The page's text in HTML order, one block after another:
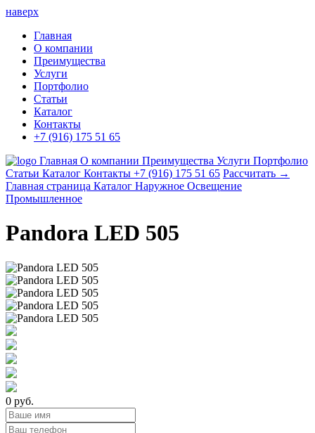
наверх
Главная
О компании
Преимущества
Услуги
Портфолио
Статьи
Каталог
Контакты
+7 (916) 175 51 65
Главная О компании Преимущества Услуги Портфолио
Статьи Каталог Контакты +7 (916) 175 51 65 Рассчитать →
Главная страница Каталог Наружное Освещение
Промышленное
Pandora LED 505
0 руб.